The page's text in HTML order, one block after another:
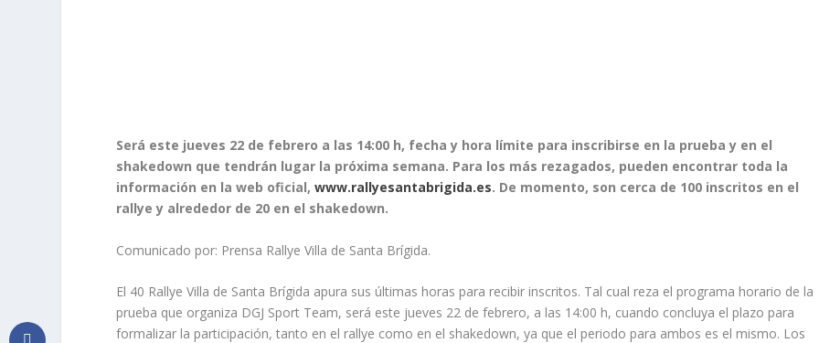
Será este jueves 22 de febrero a las 14:00 h, fecha y hora límite para inscribirse en la prueba y en el
shakedown que tendrán lugar la próxima semana. Para los más rezagados, pueden encontrar toda la
información en la web oficial,www.rallyesantabrigida.es. De momento, son cerca de 100 inscritos en el
rallye y alrededor de 20 en el shakedown.
Comunicado por: Prensa Rallye Villa de Santa Brígida.
El 40 Rallye Villa de Santa Brígida apura sus últimas horas para recibir inscritos. Tal cual reza el programa horario de la
prueba que organiza DGJ Sport Team, será este jueves 22 de febrero, a las 14:00 h, cuando concluya el plazo para
formalizar la participación, tanto en el rallye como en el shakedown, ya que el periodo para ambos es el mismo. Los